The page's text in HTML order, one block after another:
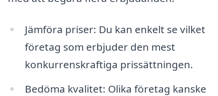
Jämföra priser: Du kan enkelt se vilket
företag som erbjuder den mest
konkurrenskraftiga prissättningen.
Bedöma kvalitet: Olika företag kanske